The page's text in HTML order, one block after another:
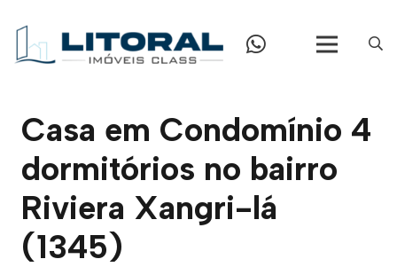
Casa em Condomínio 4
dormitórios no bairro
Riviera Xangri-lá
(1345)